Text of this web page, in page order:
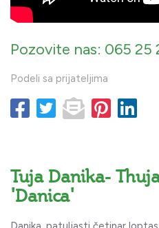
Pozovite nas: 065 25
Podeli sa prijateljima
Tuja Danika-
'Danica'